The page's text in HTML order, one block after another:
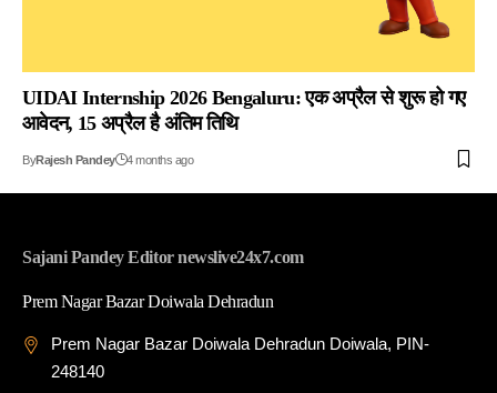
UIDAI Internship 2026 Bengaluru: एक अप्रैल से शुरू हो गए
आवेदन, 15 अप्रैल है अंतिम तिथि
ByRajesh Pandey 4 months ago
Sajani Pandey Editor newslive24x7.com
Prem Nagar Bazar Doiwala Dehradun
Prem Nagar Bazar Doiwala Dehradun Doiwala, PIN-
248140